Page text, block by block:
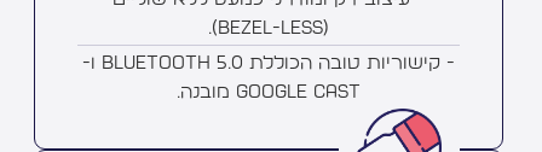
- קישוריות טובה הכוללת Bluetooth 5.0 ו-
Google Cast מובנה.